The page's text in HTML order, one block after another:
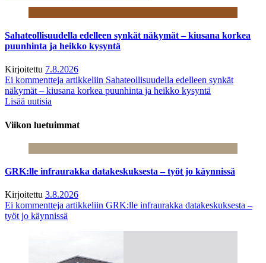
Sahateollisuudella edelleen synkät näkymät – kiusana korkea
puunhinta ja heikko kysyntä
Kirjoitettu 7.8.2026
Ei kommentteja artikkeliin Sahateollisuudella edelleen synkät
näkymät – kiusana korkea puunhinta ja heikko kysyntä
Lisää uutisia
Viikon luetuimmat
GRK:lle infraurakka datakeskuksesta – työt jo käynnissä
Kirjoitettu 3.8.2026
Ei kommentteja artikkeliin GRK:lle infraurakka datakeskuksesta –
työt jo käynnissä